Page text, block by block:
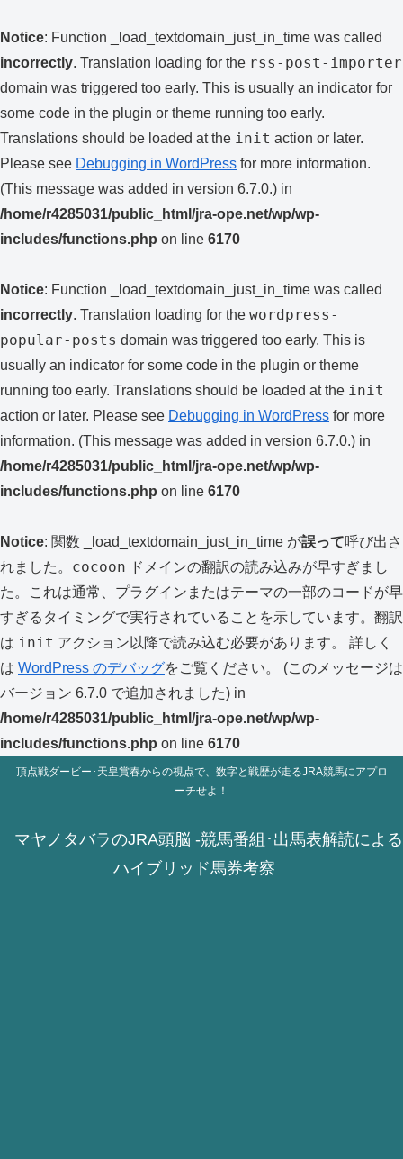
Notice: Function _load_textdomain_just_in_time was called
incorrectly. Translation loading for the rss-post-importer
domain was triggered too early. This is usually an indicator for
some code in the plugin or theme running too early.
Translations should be loaded at the init action or later.
Please see Debugging in WordPress for more information.
(This message was added in version 6.7.0.) in
/home/r4285031/public_html/jra-ope.net/wp/wp-
includes/functions.php on line 6170
Notice: Function _load_textdomain_just_in_time was called
incorrectly. Translation loading for the wordpress-
popular-posts domain was triggered too early. This is
usually an indicator for some code in the plugin or theme
running too early. Translations should be loaded at the init
action or later. Please see Debugging in WordPress for more
information. (This message was added in version 6.7.0.) in
/home/r4285031/public_html/jra-ope.net/wp/wp-
includes/functions.php on line 6170
Notice: 関数 _load_textdomain_just_in_time が誤って呼び出さ
れました。 cocoon ドメインの翻訳の読み込みが早すぎまし
た。これは通常、プラグインまたはテーマの一部のコードが早
すぎるタイミングで実行されていることを示しています。翻訳
は init アクション以降で読み込む必要があります。 詳しく
は WordPress のデバッグをご覧ください。 (このメッセージは
バージョン 6.7.0 で追加されました) in
/home/r4285031/public_html/jra-ope.net/wp/wp-
includes/functions.php on line 6170
頂点戦ダービー･天皇賞春からの視点で、数字と戦歴が走るJRA競馬にアプロ
ーチせよ！
マヤノタバラのJRA頭脳 -競馬番組･出馬表解読による
ハイブリッド馬券考察